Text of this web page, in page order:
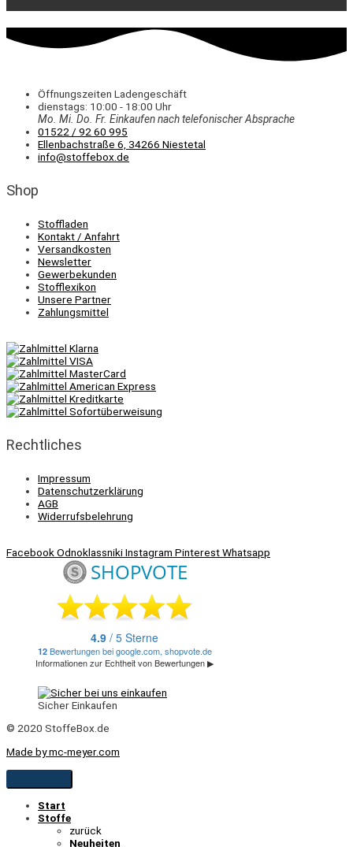
Öffnungszeiten Ladengeschäft
dienstags: 10:00 - 18:00 Uhr
Mo. Mi. Do. Fr. Einkaufennach telefonischer Absprache
01522 / 92 60 995
Ellenbachstraße 6, 34266 Niestetal
info@stoffebox.de
Shop
Stoffladen
Kontakt / Anfahrt
Versandkosten
Newsletter
Gewerbekunden
Stofflexikon
Unsere Partner
Zahlungsmittel
Rechtliches
Impressum
Datenschutzerklärung
AGB
Widerrufsbelehrung
FacebookOdnoklassnikiInstagram PinterestWhatsapp
Sicher Einkaufen
© 2020 StoffeBox.de
Made by mc-meyer.com
Start
Stoffe
zurück
Neuheiten